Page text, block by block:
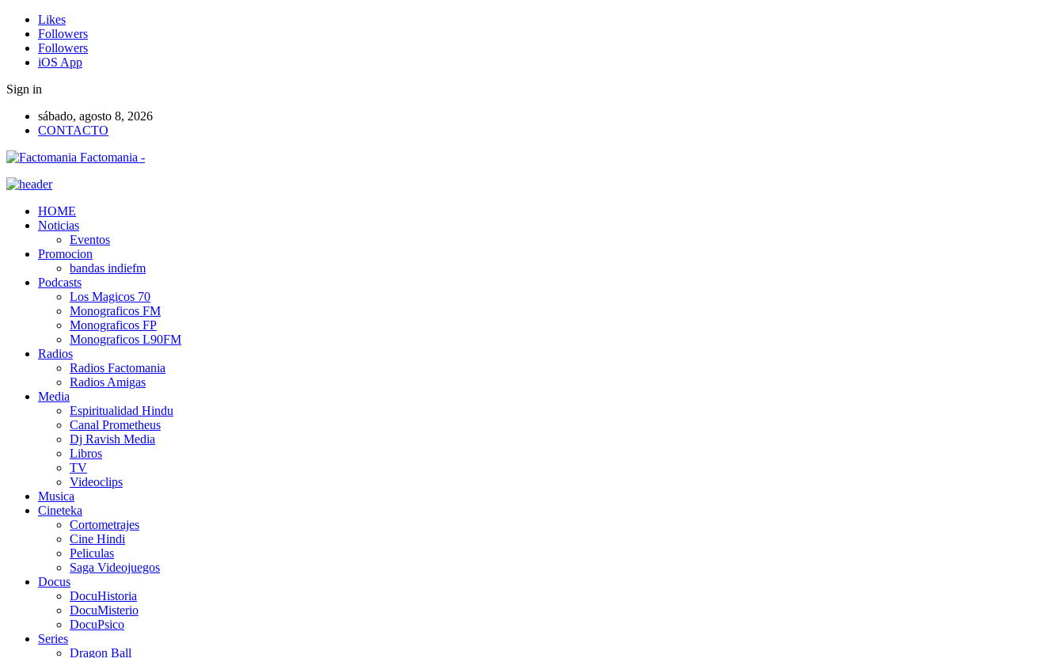
Likes
Followers
Followers
iOS App
Sign in
sábado, agosto 8, 2026
CONTACTO
Factomania -
HOME
Noticias
Eventos
Promocion
bandas indiefm
Podcasts
Los Magicos 70
Monograficos FM
Monograficos FP
Monograficos L90FM
Radios
Radios Factomania
Radios Amigas
Media
Espiritualidad Hindu
Canal Prometheus
Dj Ravish Media
Libros
TV
Videoclips
Musica
Cineteka
Cortometrajes
Cine Hindi
Peliculas
Saga Videojuegos
Docus
DocuHistoria
DocuMisterio
DocuPsico
Series
Dragon Ball